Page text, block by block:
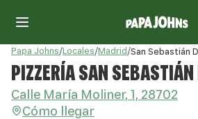
Papa Johns/Locales/Madrid /San Sebastián
PIZZERÍA SAN SEBASTIÁN
Calle María Moliner, 1, 28702
Cómo llegar